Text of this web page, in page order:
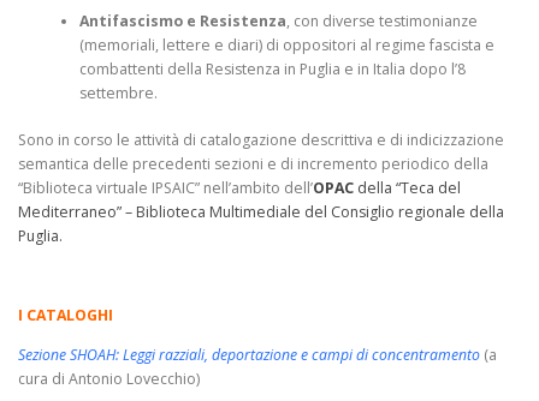
Antifascismo e Resistenza, con diverse testimonianze
(memoriali, lettere e diari) di oppositori al regime fascista e
combattenti della Resistenza in Puglia e in Italia dopo l’8
settembre.
Sono in corso le attività di catalogazione descrittiva e di indicizzazione
semantica delle precedenti sezioni e di incremento periodico della
“Biblioteca virtuale IPSAIC” nell’ambito dell’OPAC della “Teca del
Mediterraneo”– Biblioteca Multimediale del Consiglio regionale della
Puglia.
I CATALOGHI
Sezione SHOAH: Leggi razziali, deportazione e campi di concentramento (a
cura di Antonio Lovecchio)